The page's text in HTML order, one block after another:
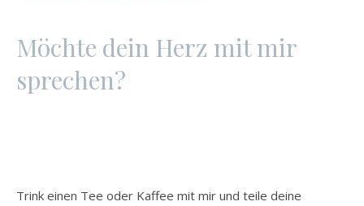
Möchte dein Herz mit mir
sprechen?
Trink einen Tee oder Kaffee mit mir und teile deine